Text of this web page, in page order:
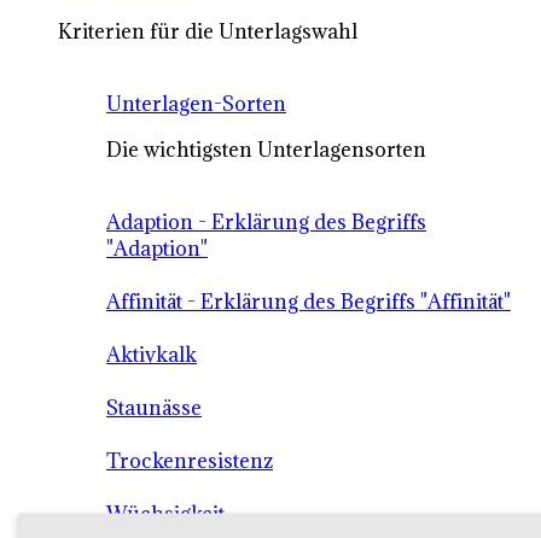
Kriterien für die Unterlagswahl
Unterlagen-Sorten
Die wichtigsten Unterlagensorten
Adaption - Erklärung des Begriffs
"Adaption"
Affinität - Erklärung des Begriffs "Affinität"
Aktivkalk
Staunässe
Trockenresistenz
Wüchsigkeit